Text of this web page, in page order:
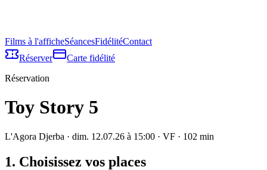
Films à l'afficheSéancesFidélitéContact
Réserver
Carte fidélité
Réservation
Toy Story 5
L'Agora Djerba · dim. 12.07.26 à 15:00 · VF · 102 min
1. Choisissez vos places